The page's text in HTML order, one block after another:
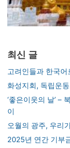
최신 글
고려인들과 한국어
화성지회, 독립운
‘좋은이웃의 날’ –
이
오월의 광주, 우리
2025년 연간 기부